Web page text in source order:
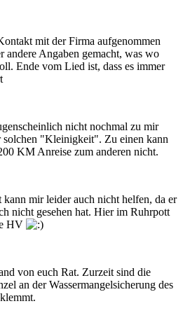
mit der Firma aufgenommen
andere Angaben gemacht, was wo
Ende vom Lied ist, dass es immer
nicht nochmal zu mir
solchen "Kleinigkeit". Zu einen kann
KM Anreise zum anderen nicht.
mir leider auch nicht helfen, da er
nicht gesehen hat. Hier im Ruhrpott
HV
von euch Rat. Zurzeit sind die
an der Wassermangelsicherung des